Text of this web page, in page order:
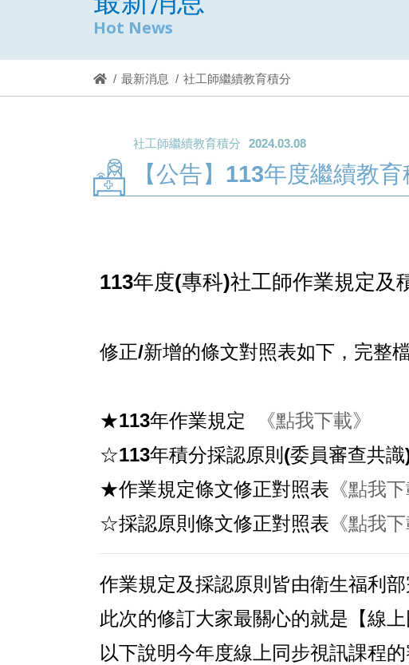
Hot News
最新消息 社工師繼續教育積分
社工師繼續教育積分 2024.03.08
【公告】113年度繼續教
113年度(專科)社工師作業規定及
修正/新增的條文對照表如下，完整
★113年作業規定
《點我下載》
☆113年積分採認原則(委員審查共識
★作業規定條文修正對照表 《點我下
☆採認原則條文修正對照表 《點我下
作業規定及採認原則皆由衛生福利
此次的修訂大家最關心的就是 【線
以下說明今年度線上同步視訊課程的